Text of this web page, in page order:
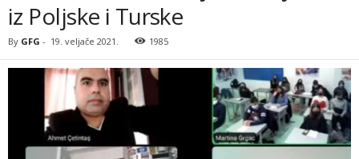
iz Poljske i Turske
By GFG - 19. veljače 2021. 1985